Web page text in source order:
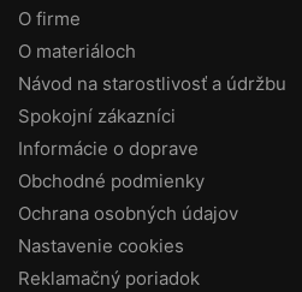
O firme
O materiáloch
Návod na starostlivosť a údržbu
Spokojní zákazníci
Informácie o doprave
Obchodné podmienky
Ochrana osobných údajov
Nastavenie cookies
Reklamačný poriadok